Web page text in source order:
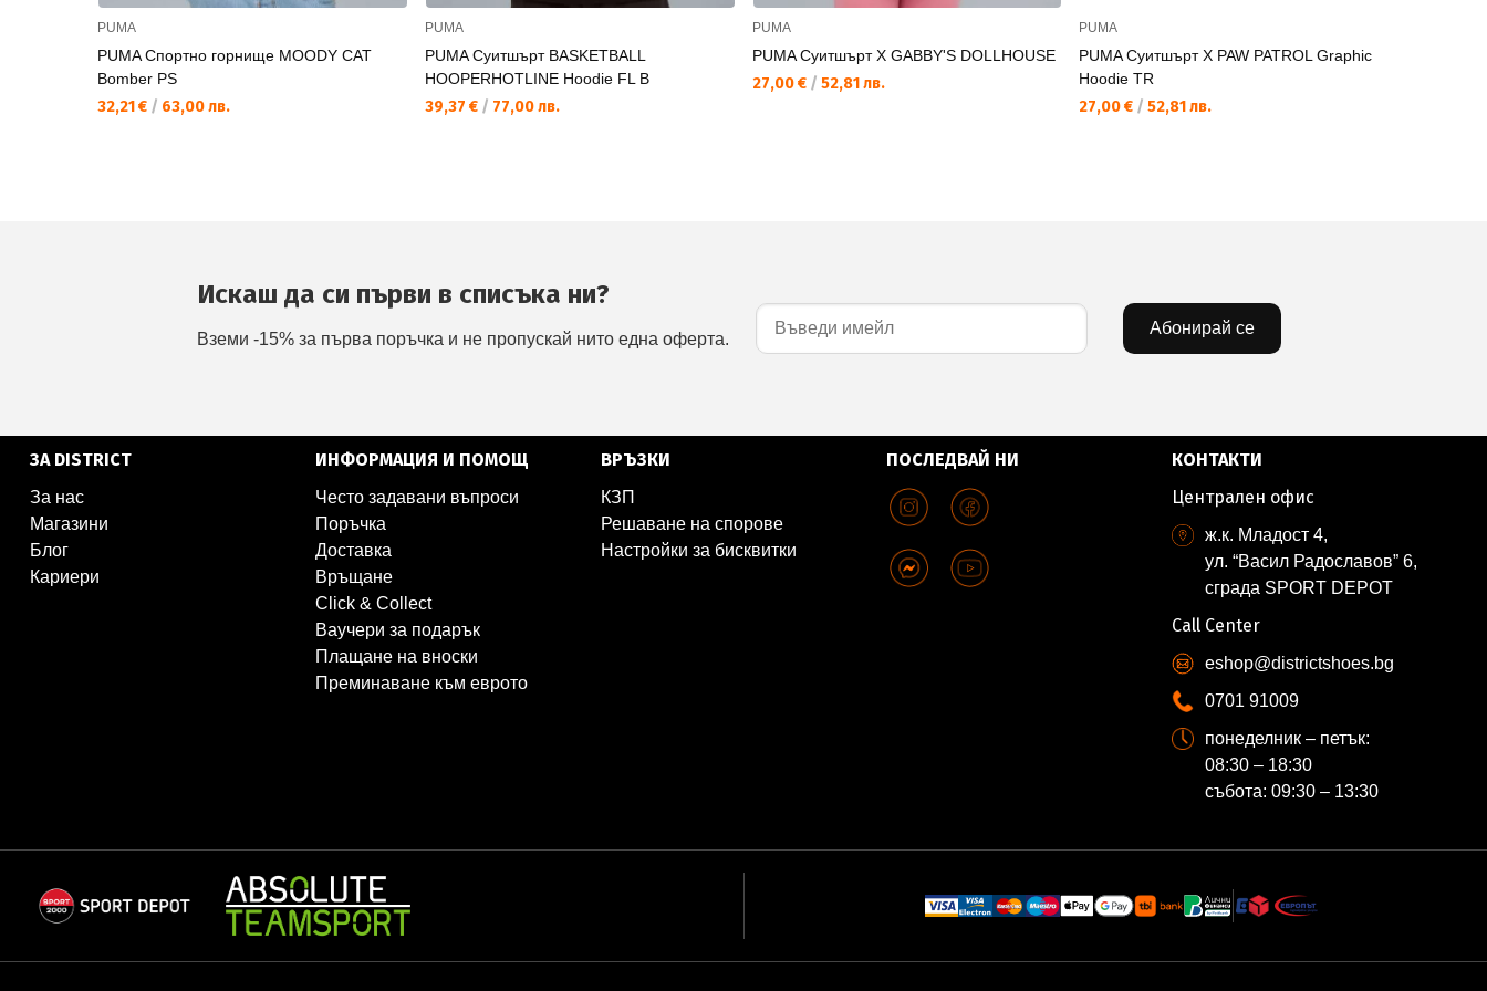
PUMA
PUMA Спортно горнище MOODY CAT
Bomber PS
32,21 € / 63,00 лв.
PUMA
PUMA Суитшърт BASKETBALL
HOOPERHOTLINE Hoodie FL B
39,37 € / 77,00 лв.
PUMA
PUMA Суитшърт X GABBY'S DOLLHOUSE
27,00 € / 52,81 лв.
PUMA
PUMA Суитшърт X PAW PATROL Graphic
Hoodie TR
27,00 € / 52,81 лв.
Искаш да си първи в списъка ни?
Вземи -15% за първа поръчка и не пропускай нито една оферта.
Абонирай се
ЗА DISTRICT
За нас
Магазини
Блог
Кариери
ИНФОРМАЦИЯ И ПОМОЩ
Често задавани въпроси
Поръчка
Доставка
Връщане
Click & Collect
Ваучери за подарък
Плащане на вноски
Преминаване към еврото
ВРЪЗКИ
КЗП
Решаване на спорове
Настройки за бисквитки
ПОСЛЕДВАЙ НИ
КОНТАКТИ
Централен офис
ж.к. Младост 4,
ул. “Васил Радославов” 6,
сграда SPORT DEPOT
Call Center
eshop@districtshoes.bg
0701 91009
понеделник – петък:
08:30 – 18:30
събота: 09:30 – 13:30